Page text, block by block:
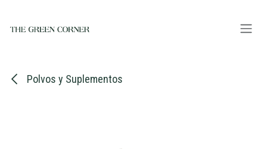
Polvos y Suplementos